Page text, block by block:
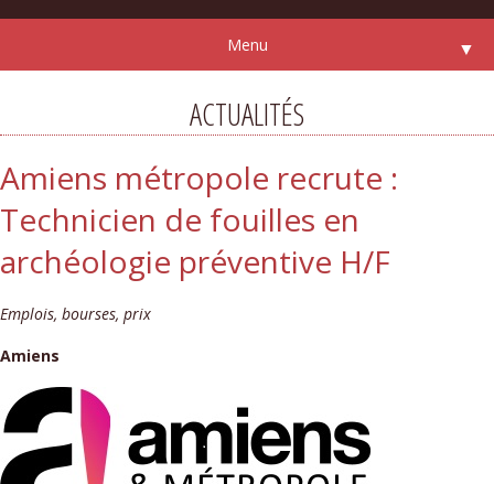
Menu ▼
ACTUALITÉS
Amiens métropole recrute :
Technicien de fouilles en
archéologie préventive H/F
Emplois, bourses, prix
Amiens